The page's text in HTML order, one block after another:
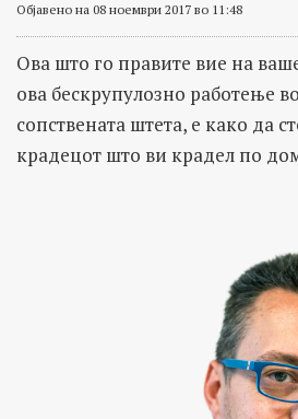
Објавено на 08 ноември 2017 во 11:48
Ова што го правите вие на
ова бескрупулозно работење
сопствената штета, е како да
крадецот што ви крадел по